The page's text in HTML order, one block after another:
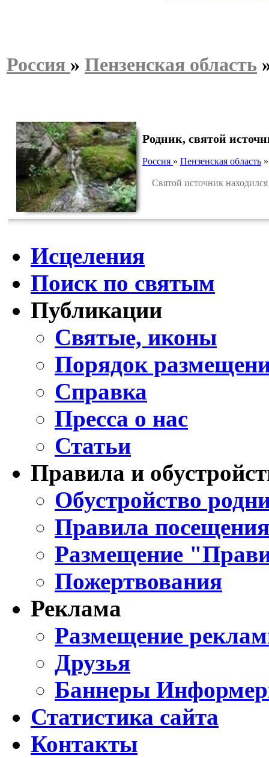
Россия » Пензенская область
Родник, святой
Россия » Пензенская область
Святой источник находился
Исцеления
Поиск по святым
Публикации
Святые, иконы
Порядок
Справка
Пресса о нас
Статьи
Правила и
Обустройство
Правила
Размещение
Пожертвования
Реклама
Размещение
Друзья
Баннеры
Статистика сайта
Контакты